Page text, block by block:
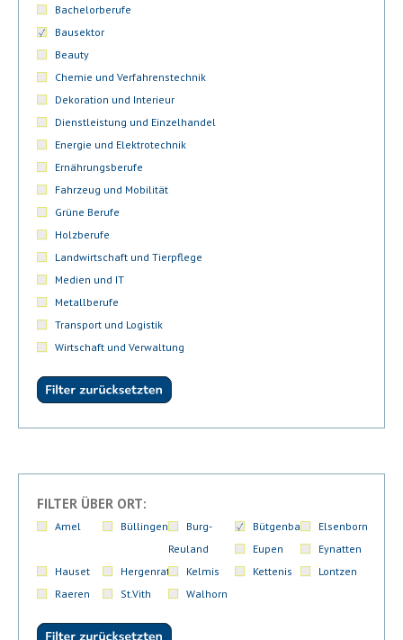
Bachelorberufe
Bausektor
Beauty
Chemie und Verfahrenstechnik
Dekoration und Interieur
Dienstleistung und Einzelhandel
Energie und Elektrotechnik
Ernährungsberufe
Fahrzeug und Mobilität
Grüne Berufe
Holzberufe
Landwirtschaft und Tierpflege
Medien und IT
Metallberufe
Transport und Logistik
Wirtschaft und Verwaltung
FILTER ÜBER ORT:
Amel Büllingen
Burg-
Reuland
Bütgenbach
Elsenborn
Eupen
Eynatten
Hauset
Hergenrath Kelmis Kettenis
Lontzen
Raeren
St.Vith Walhorn